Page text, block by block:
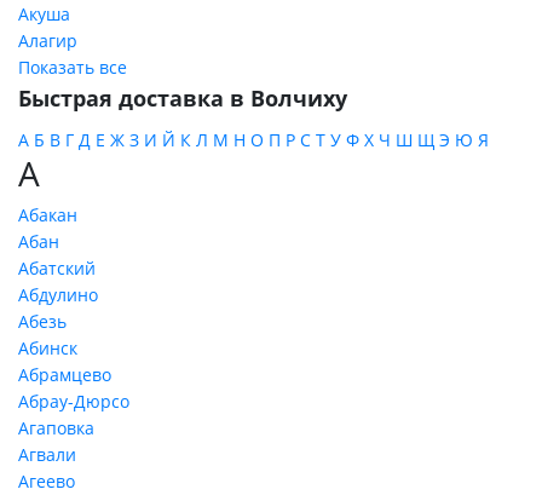
Акуша
Алагир
Показать все
Быстрая доставка в Волчиху
А Б В Г Д Е Ж З И Й К Л М Н О П Р С Т У Ф Х Ч Ш Щ Э Ю Я
А
Абакан
Абан
Абатский
Абдулино
Абезь
Абинск
Абрамцево
Абрау-Дюрсо
Агаповка
Агвали
Агеево